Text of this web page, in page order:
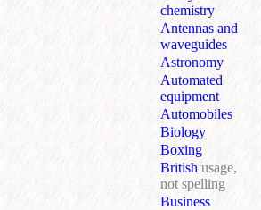
chemistry
Antennas and
waveguides
Astronomy
Automated
equipment
Automobiles
Biology
Boxing
British usage,
not spelling
Business